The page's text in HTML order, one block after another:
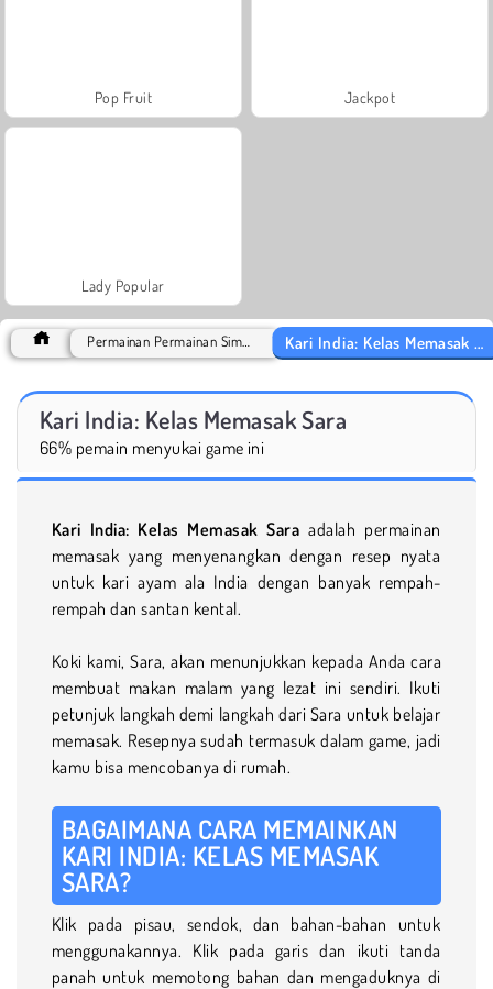
Pop Fruit Jackpot
Lady Popular
Kari India: Kelas Memasak Sara
66% pemain menyukai game ini
Kari India: Kelas Memasak Sara adalah permainan
memasak yang menyenangkan dengan resep nyata
untuk kari ayam ala India dengan banyak rempah-
rempah dan santan kental.
Koki kami, Sara, akan menunjukkan kepada Anda cara
membuat makan malam yang lezat ini sendiri. Ikuti
petunjuk langkah demi langkah dari Sara untuk belajar
memasak. Resepnya sudah termasuk dalam game, jadi
kamu bisa mencobanya di rumah.
BAGAIMANA CARA MEMAINKAN
KARI INDIA: KELAS MEMASAK
SARA?
Klik pada pisau, sendok, dan bahan-bahan untuk
menggunakannya. Klik pada garis dan ikuti tanda
panah untuk memotong bahan dan mengaduknya di